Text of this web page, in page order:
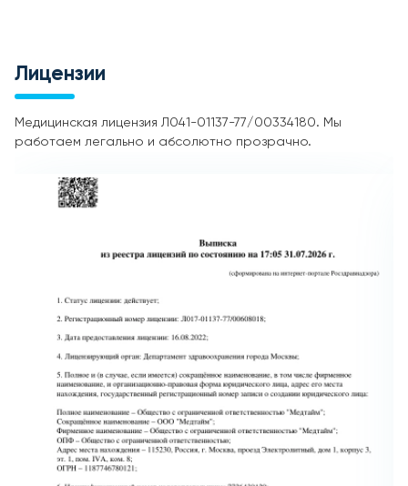
Лицензии
Медицинская лицензия Л041-01137-77/00334180. Мы
работаем легально и абсолютно прозрачно.